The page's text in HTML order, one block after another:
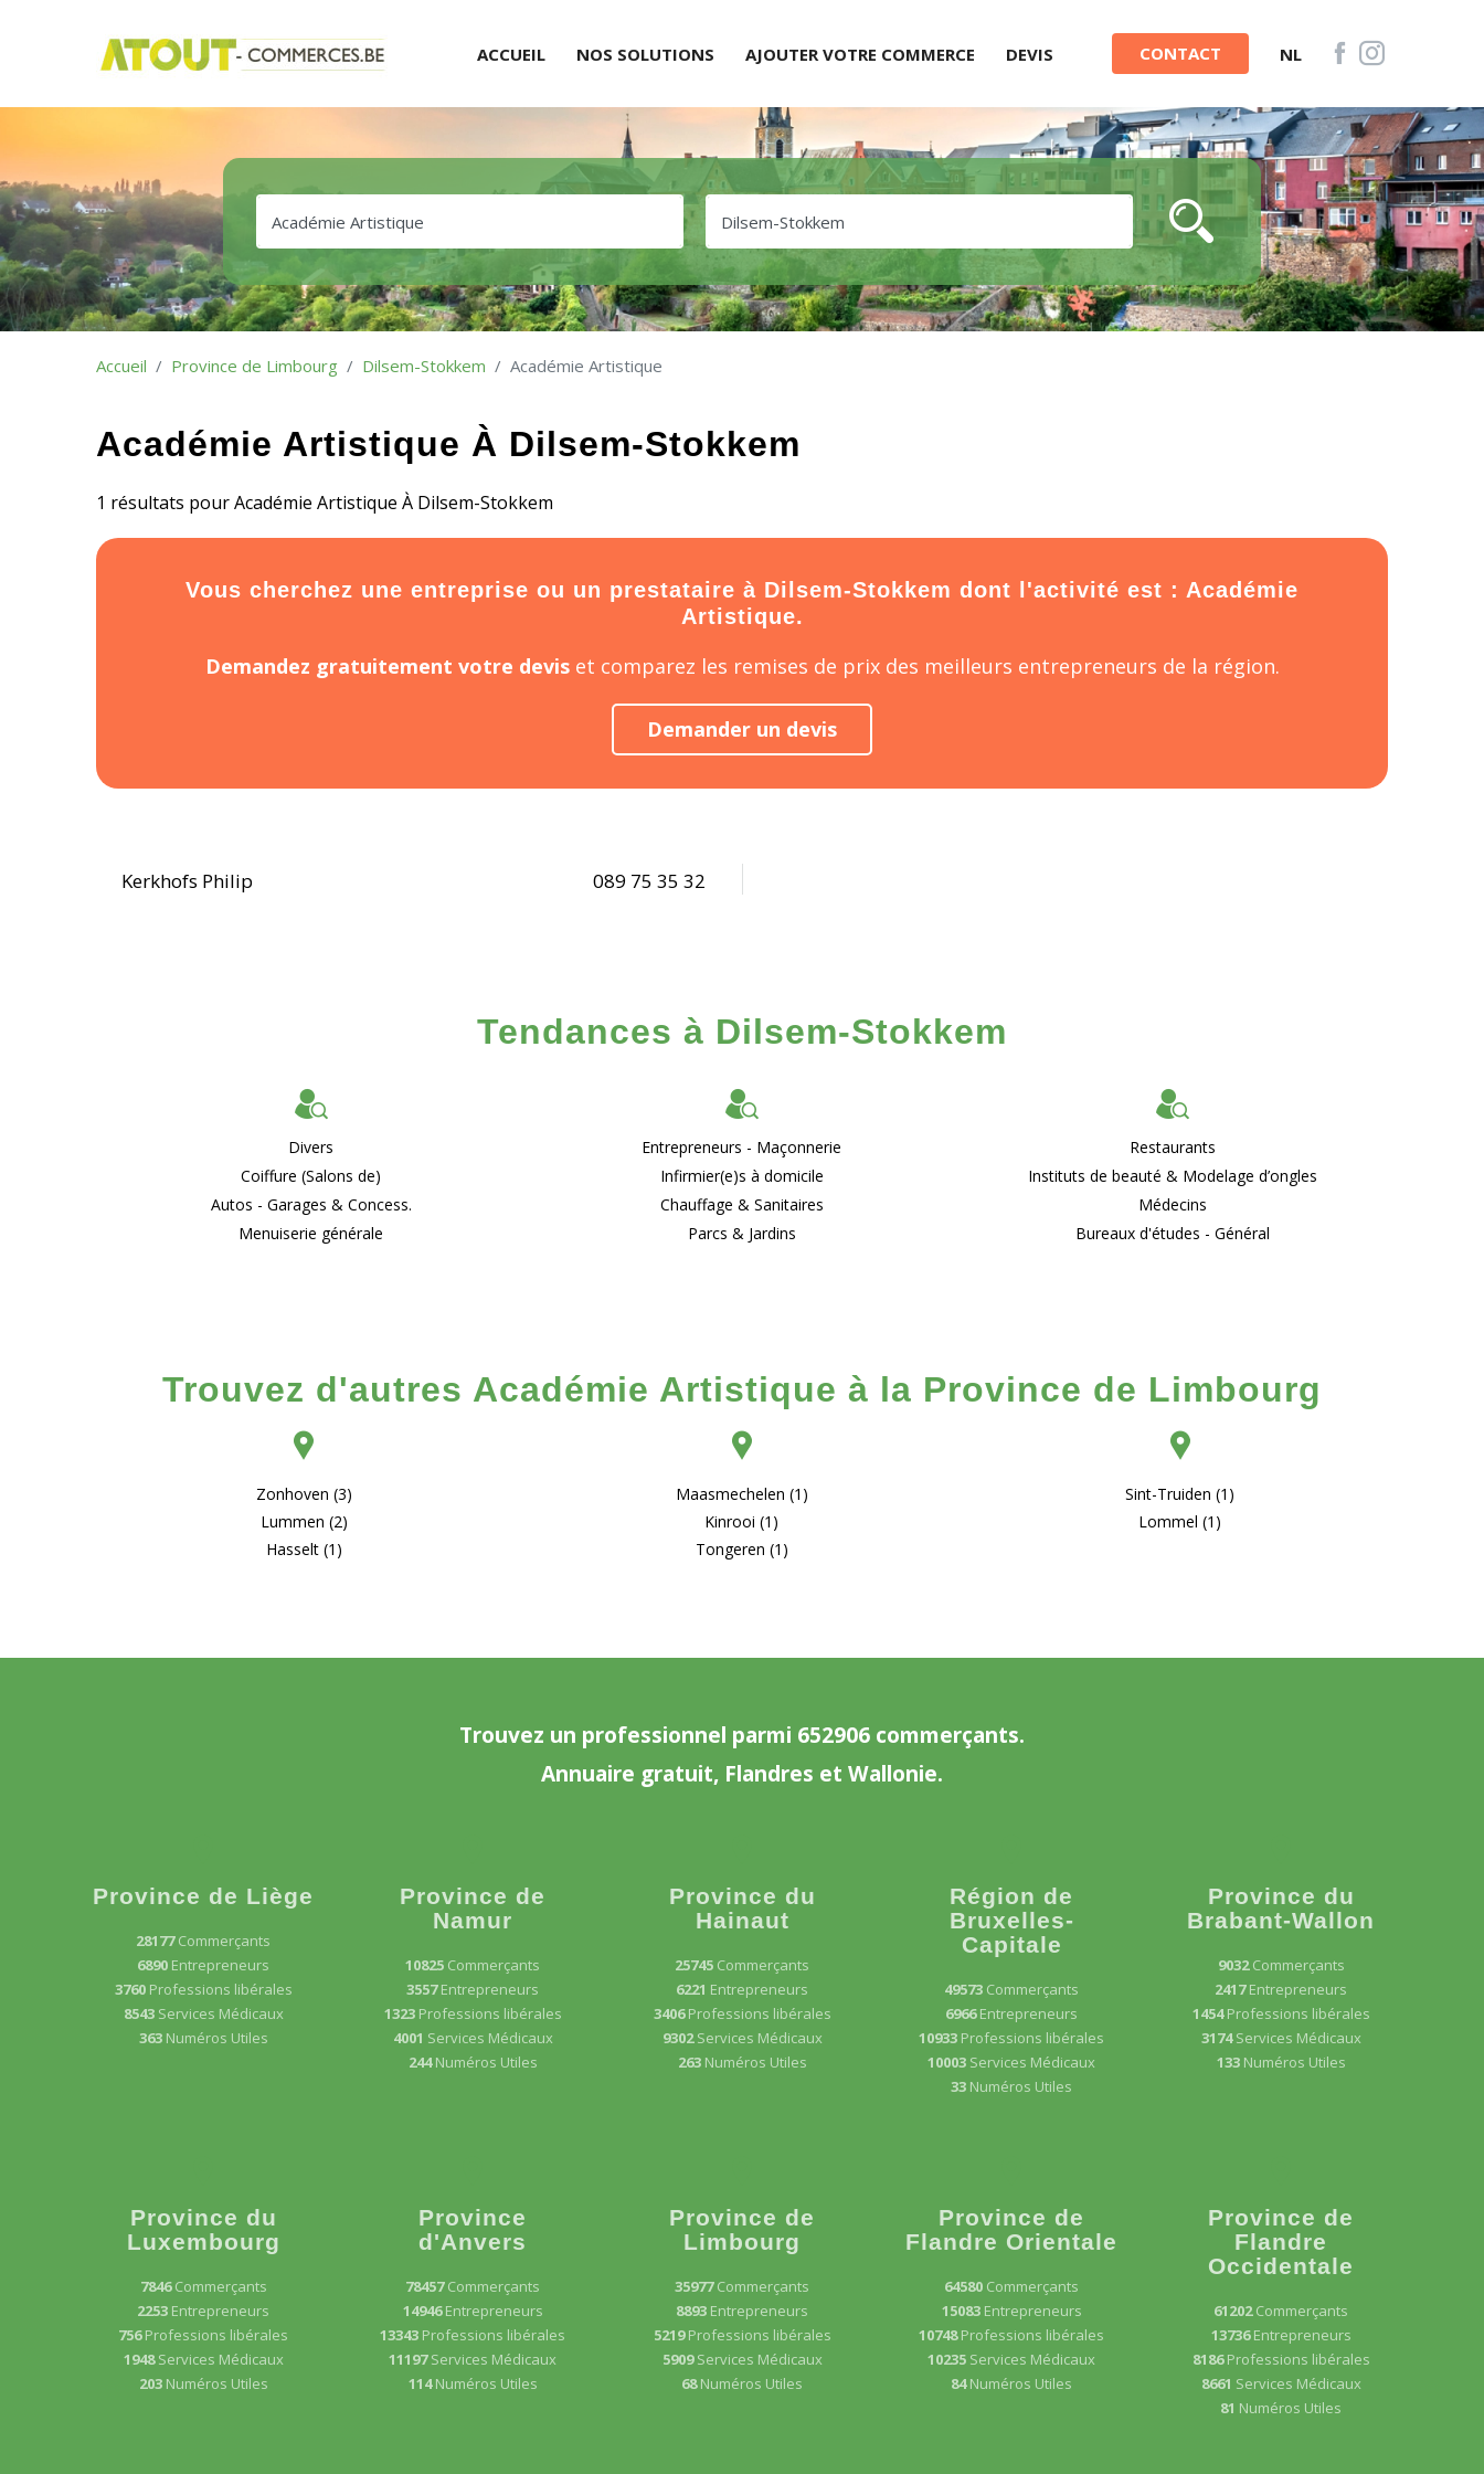
ACCUEIL NOS SOLUTIONS AJOUTER VOTRE COMMERCE DEVIS CONTACT NL
Accueil Province de Limbourg Dilsem-Stokkem Académie Artistique
Académie Artistique À Dilsem-Stokkem
1 résultats pour Académie Artistique À Dilsem-Stokkem
Vous cherchez une entreprise ou un prestataire à Dilsem-Stokkem dont l'activité est : Académie
Artistique.
Demandez gratuitement votre deviset comparez les remises de prix des meilleurs entrepreneurs de la région.
Demander un devis
Kerkhofs Philip 089 75 35 32
Tendances à Dilsem-Stokkem
Divers
Coiffure (Salons de)
Autos - Garages & Concess.
Menuiserie générale
Entrepreneurs - Maçonnerie
Infirmier(e)s à domicile
Chauffage & Sanitaires
Parcs & Jardins
Restaurants
Instituts de beauté & Modelage d’ongles
Médecins
Bureaux d'études - Général
Trouvez d'autres Académie Artistique à la Province de Limbourg
Zonhoven (3)
Lummen (2)
Hasselt (1)
Maasmechelen (1)
Kinrooi (1)
Tongeren (1)
Sint-Truiden (1)
Lommel (1)
Trouvez un professionnel parmi 652906 commerçants.
Annuaire gratuit, Flandres et Wallonie.
Province de Liège
28177Commerçants
6890 Entrepreneurs
3760 Professions libérales
8543 Services Médicaux
363 Numéros Utiles
Province de
Namur
10825 Commerçants
3557Entrepreneurs
1323 Professions libérales
4001 Services Médicaux
244Numéros Utiles
Province du
Hainaut
25745 Commerçants
6221 Entrepreneurs
3406Professions libérales
9302Services Médicaux
263 Numéros Utiles
Région de
Bruxelles-
Capitale
49573 Commerçants
6966Entrepreneurs
10933 Professions libérales
10003 Services Médicaux
33 Numéros Utiles
Province du
Brabant-Wallon
9032Commerçants
2417Entrepreneurs
1454Professions libérales
3174Services Médicaux
133 Numéros Utiles
Province du
Luxembourg
7846Commerçants
2253 Entrepreneurs
756Professions libérales
1948Services Médicaux
203 Numéros Utiles
Province
d'Anvers
78457Commerçants
14946Entrepreneurs
13343 Professions libérales
11197Services Médicaux
114Numéros Utiles
Province de
Limbourg
35977Commerçants
8893 Entrepreneurs
5219Professions libérales
5909Services Médicaux
68Numéros Utiles
Province de
Flandre Orientale
64580 Commerçants
15083 Entrepreneurs
10748Professions libérales
10235 Services Médicaux
84Numéros Utiles
Province de
Flandre
Occidentale
61202Commerçants
13736Entrepreneurs
8186Professions libérales
8661 Services Médicaux
81 Numéros Utiles